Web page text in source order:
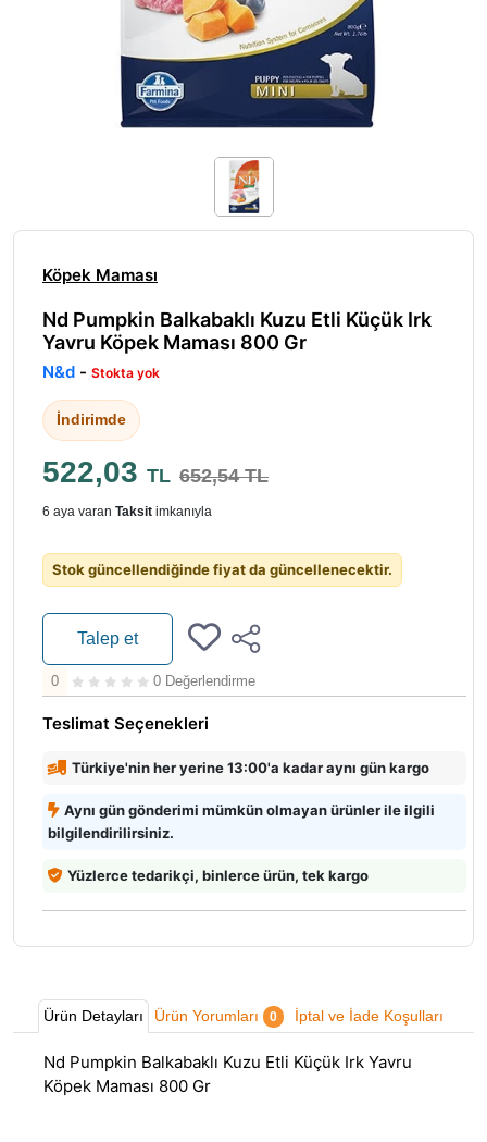
Köpek Maması
Nd Pumpkin Balkabaklı Kuzu Etli Küçük Irk
Yavru Köpek Maması 800 Gr
N&d - Stokta yok
İndirimde
522,03 TL 652,54 TL
6 aya varan Taksit imkanıyla
Stok güncellendiğinde fiyat da güncellenecektir.
Talep et
0 0 Değerlendirme
Teslimat Seçenekleri
Türkiye'nin her yerine 13:00'a kadar aynı gün kargo
Aynı gün gönderimi mümkün olmayan ürünler ile ilgili
bilgilendirilirsiniz.
Yüzlerce tedarikçi, binlerce ürün, tek kargo
Ürün Detayları Ürün Yorumları 0 İptal ve İade Koşulları
Nd Pumpkin Balkabaklı Kuzu Etli Küçük Irk Yavru
Köpek Maması 800 Gr